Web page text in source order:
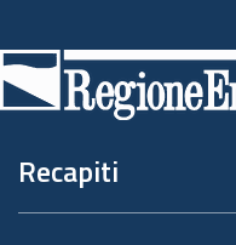
di
pagina
Recapiti